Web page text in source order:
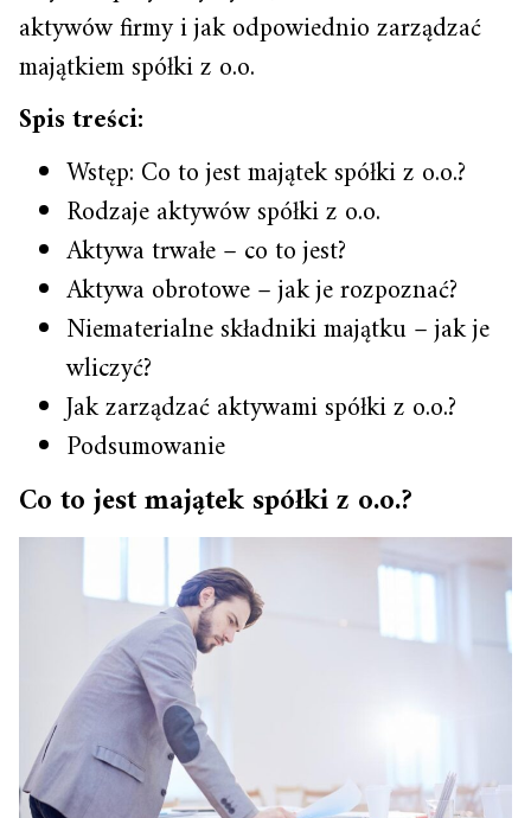
aktywów firmy i jak odpowiednio zarządzać
majątkiem spółki z o.o.
Spis treści:
Wstęp: Co to jest majątek spółki z o.o.?
Rodzaje aktywów spółki z o.o.
Aktywa trwałe – co to jest?
Aktywa obrotowe – jak je rozpoznać?
Niematerialne składniki majątku – jak je
wliczyć?
Jak zarządzać aktywami spółki z o.o.?
Podsumowanie
Co to jest majątek spółki z o.o.?